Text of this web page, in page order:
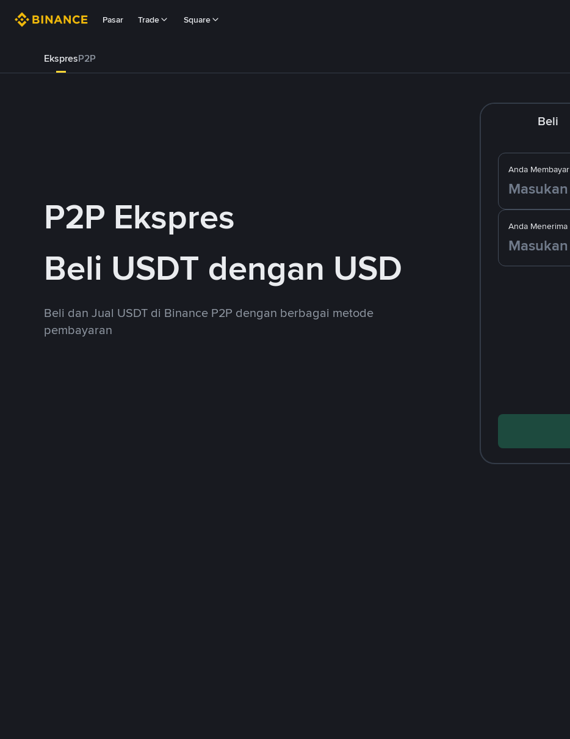
Pasar Trade Square
EkspresP2P
P2P Ekspres
Beli USDT dengan USD
Beli dan Jual USDT di Binance P2P dengan berbagai metode
pembayaran
Beli
Anda Membayar
Anda Menerima